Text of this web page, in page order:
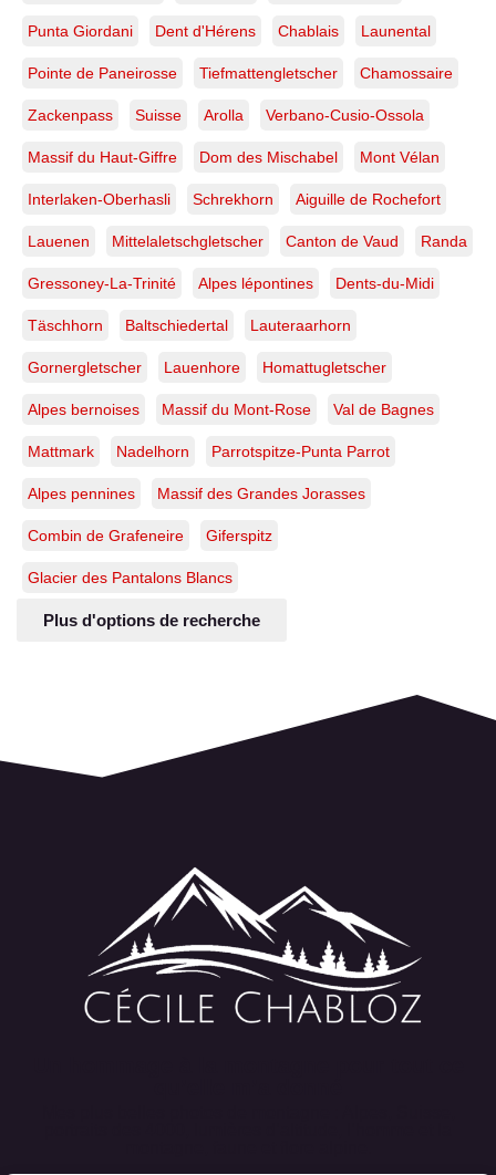
Punta Giordani Dent d'Hérens Chablais Launental
Pointe de Paneirosse Tiefmattengletscher Chamossaire
Zackenpass Suisse Arolla Verbano-Cusio-Ossola
Massif du Haut-Giffre Dom des Mischabel Mont Vélan
Interlaken-Oberhasli Schrekhorn Aiguille de Rochefort
Lauenen Mittelaletschgletscher Canton de Vaud Randa
Gressoney-La-Trinité Alpes lépontines Dents-du-Midi
Täschhorn Baltschiedertal Lauteraarhorn
Gornergletscher Lauenhore Homattugletscher
Alpes bernoises Massif du Mont-Rose Val de Bagnes
Mattmark Nadelhorn Parrotspitze-Punta Parrot
Alpes pennines Massif des Grandes Jorasses
Combin de Grafeneire Giferspitz
Glacier des Pantalons Blancs
Plus d'options de recherche